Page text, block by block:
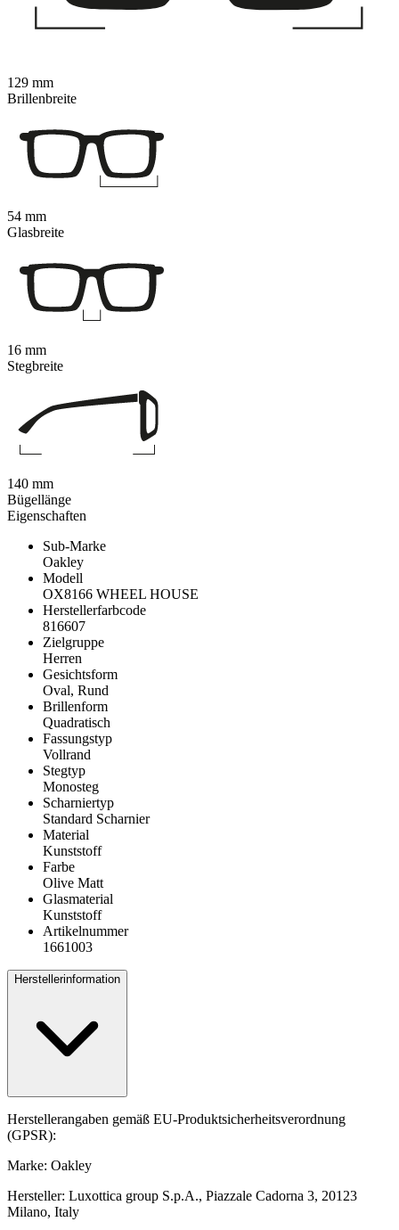
Eigenschaften
Sub-Marke
Oakley
Modell
OX8166 WHEEL HOUSE
Herstellerfarbcode
816607
Zielgruppe
Herren
Gesichtsform
Oval, Rund
Brillenform
Quadratisch
Fassungstyp
Vollrand
Stegtyp
Monosteg
Scharniertyp
Standard Scharnier
Material
Kunststoff
Farbe
Olive Matt
Glasmaterial
Kunststoff
Artikelnummer
1661003
Herstellerinformation
Herstellerangaben gemäß EU-Produktsicherheitsverordnung
(GPSR):
Marke: Oakley
Hersteller: Luxottica group S.p.A., Piazzale Cadorna 3, 20123
Milano, Italy
129 mm
Brillenbreite
54 mm
Glasbreite
16 mm
Stegbreite
140 mm
Bügellänge